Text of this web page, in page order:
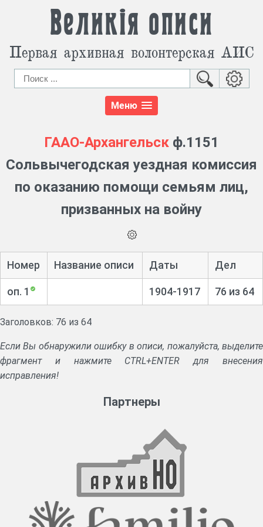
Великія описи
Первая архивная волонтерская АИС
Меню
ГААО-Архангельск ф.1151
Сольвычегодская уездная комиссия
по оказанию помощи семьям лиц,
призванных на войну
Номер Название описи Даты Дел
оп. 1 1904-1917 76 из 64
Заголовков: 76 из 64
Если Вы обнаружили ошибку в описи, пожалуйста, выделите
фрагмент и нажмите CTRL+ENTER для внесения
исправления!
Партнеры